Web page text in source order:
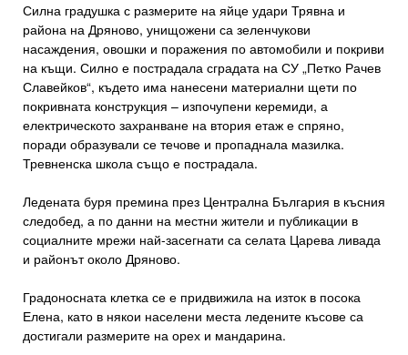
Силна градушка с размерите на яйце удари Трявна и
района на Дряново, унищожени са зеленчукови
насаждения, овошки и поражения по автомобили и покриви
на къщи. Силно е пострадала сградата на СУ „Петко Рачев
Славейков“, където има нанесени материални щети по
покривната конструкция – изпочупени керемиди, а
електрическото захранване на втория етаж е спряно,
поради образували се течове и пропаднала мазилка.
Тревненска школа също е пострадала.
Ледената буря премина през Централна България в късния
следобед, а по данни на местни жители и публикации в
социалните мрежи най-засегнати са селата Царева ливада
и районът около Дряново.
Градоносната клетка се е придвижила на изток в посока
Елена, като в някои населени места ледените късове са
достигали размерите на орех и мандарина.